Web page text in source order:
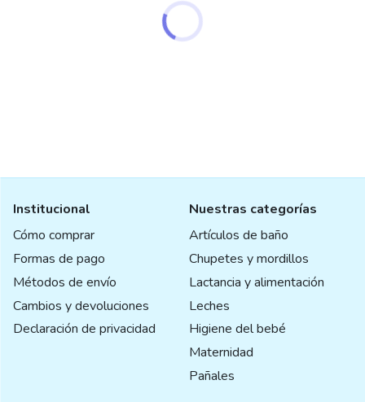
Institucional
Cómo comprar
Formas de pago
Métodos de envío
Cambios y devoluciones
Declaración de privacidad
Nuestras categorías
Artículos de baño
Chupetes y mordillos
Lactancia y alimentación
Leches
Higiene del bebé
Maternidad
Pañales